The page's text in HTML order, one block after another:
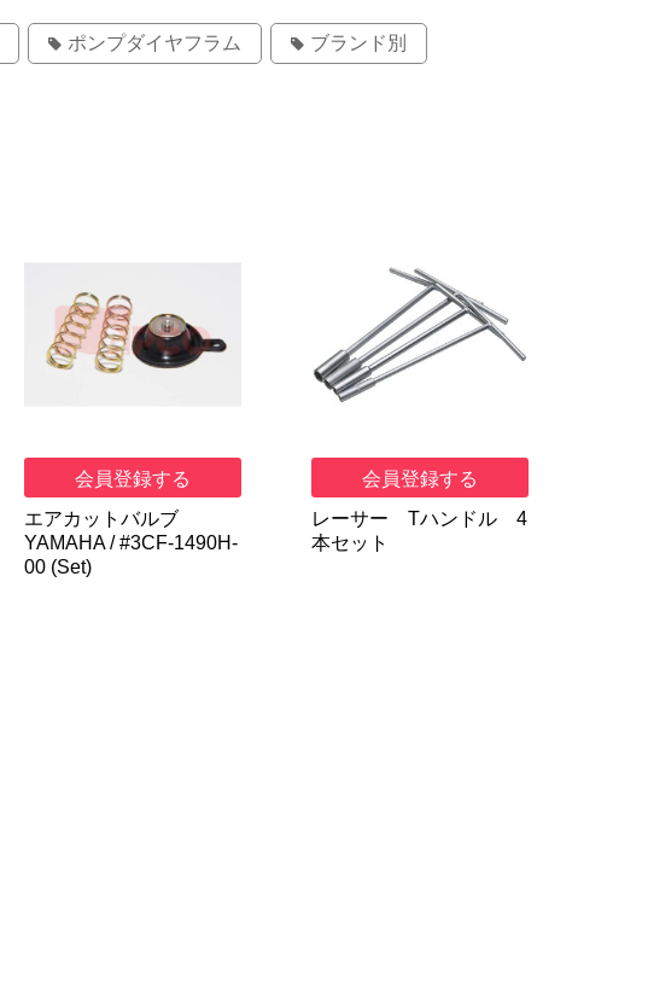
ポンプダイヤフラム ブランド別
会員登録する
エアカットバルブ
YAMAHA / #3CF-1490H-
00 (Set)
会員登録する
レーサー Tハンドル 4
本セット